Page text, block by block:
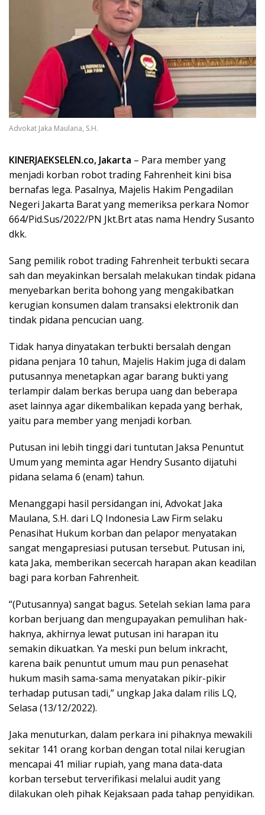
Advokat Jaka Maulana, S.H.
KINERJAEKSELEN.co, Jakarta – Para member yang
menjadi korban robot trading Fahrenheit kini bisa
bernafas lega. Pasalnya, Majelis Hakim Pengadilan
Negeri Jakarta Barat yang memeriksa perkara Nomor
664/Pid.Sus/2022/PN Jkt.Brt atas nama Hendry Susanto
dkk.
Sang pemilik robot trading Fahrenheit terbukti secara
sah dan meyakinkan bersalah melakukan tindak pidana
menyebarkan berita bohong yang mengakibatkan
kerugian konsumen dalam transaksi elektronik dan
tindak pidana pencucian uang.
Tidak hanya dinyatakan terbukti bersalah dengan
pidana penjara 10 tahun, Majelis Hakim juga di dalam
putusannya menetapkan agar barang bukti yang
terlampir dalam berkas berupa uang dan beberapa
aset lainnya agar dikembalikan kepada yang berhak,
yaitu para member yang menjadi korban.
Putusan ini lebih tinggi dari tuntutan Jaksa Penuntut
Umum yang meminta agar Hendry Susanto dijatuhi
pidana selama 6 (enam) tahun.
Menanggapi hasil persidangan ini, Advokat Jaka
Maulana, S.H. dari LQ Indonesia Law Firm selaku
Penasihat Hukum korban dan pelapor menyatakan
sangat mengapresiasi putusan tersebut. Putusan ini,
kata Jaka, memberikan secercah harapan akan keadilan
bagi para korban Fahrenheit.
“(Putusannya) sangat bagus. Setelah sekian lama para
korban berjuang dan mengupayakan pemulihan hak-
haknya, akhirnya lewat putusan ini harapan itu
semakin dikuatkan. Ya meski pun belum inkracht,
karena baik penuntut umum mau pun penasehat
hukum masih sama-sama menyatakan pikir-pikir
terhadap putusan tadi,” ungkap Jaka dalam rilis LQ,
Selasa (13/12/2022).
Jaka menuturkan, dalam perkara ini pihaknya mewakili
sekitar 141 orang korban dengan total nilai kerugian
mencapai 41 miliar rupiah, yang mana data-data
korban tersebut terverifikasi melalui audit yang
dilakukan oleh pihak Kejaksaan pada tahap penyidikan.